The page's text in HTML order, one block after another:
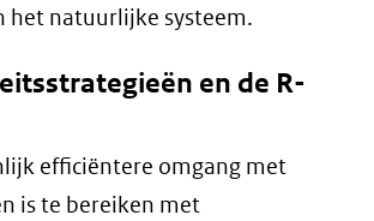
het natuurlijke systeem.
en de R-
efficiëntere omgang met
is te bereiken met